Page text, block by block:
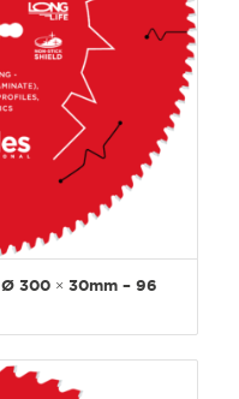
300 × 30mm – 96